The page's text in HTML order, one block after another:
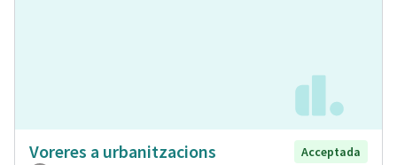
Voreres a urbanitzacions
Acceptada